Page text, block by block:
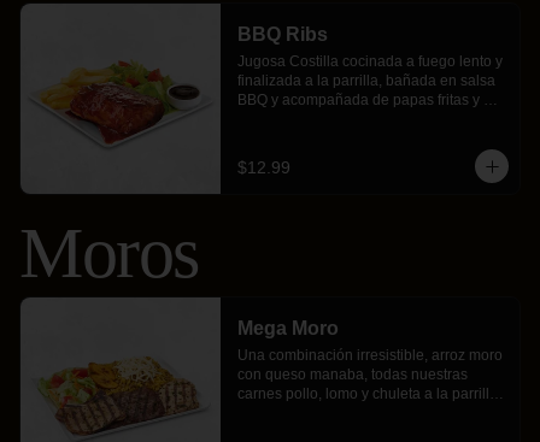
BBQ Ribs
Jugosa Costilla cocinada a fuego lento y
finalizada a la parrilla, bañada en salsa
BBQ y acompañada de papas fritas y
$12.99
Moros
Mega Moro
Una combinación irresistible, arroz moro
con queso manaba, todas nuestras
carnes pollo, lomo y chuleta a la parrilla